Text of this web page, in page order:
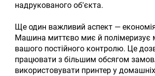
надрукованого об'єкта.
Ще один важливий аспект —
Машина миттєво миє й полімеризує
вашого постійного контролю. Це
працювати з більшим обсягом
використовувати принтер у